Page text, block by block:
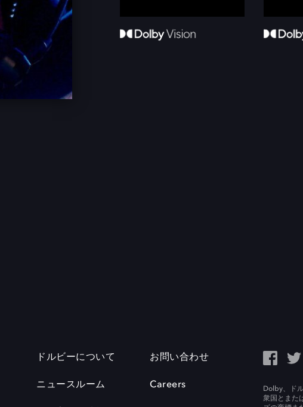
ドルビーについて
ニュースルーム
お問い合わせ
Careers
Dolby、ド
衆国とまた